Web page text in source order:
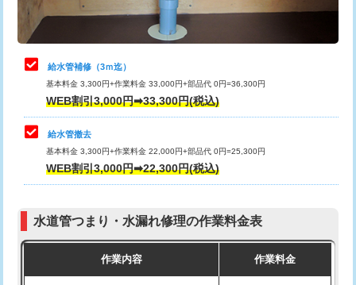
排水管工事（追加 排水管工事/3ｍ超
マス交換（土の掘削・埋め戻し作業）
マス交換（深さ50㎝未満）
マス交換（深さ50㎝以上）
コンクリート斫り（厚さ10㎝まで）
モルタル補修（厚さ10㎝超え） 38,500円
理・調整・分解・加工など（軽作業）
止水・漏水調査・防水処理・清掃・修
理・調整・分解・加工など（中作業）
止水・漏水調査・防水処理・清掃・修
理・調整・分解・加工など（重作業）
33,000円
その他部品の脱着
交換・取付（タンク）
式）)
式・ワンホール）)
給水管補修（3ｍ迄）
基本料金 3,300円+作業料金 33,000円+部品代 0円=36,300円
WEB割引3,000円➡33,300円(税込)
給水管撤去
基本料金 3,300円+作業料金 22,000円+部品代 0円=25,300円
WEB割引3,000円➡22,300円(税込)
水道管つまり・水漏れ修理の作業料金表
作業内容 作業料金